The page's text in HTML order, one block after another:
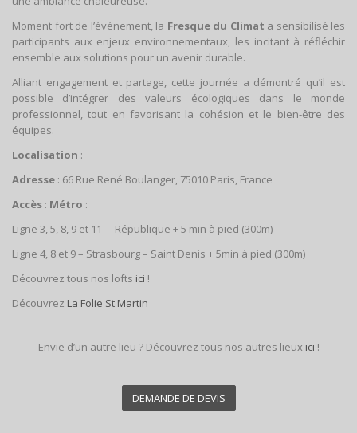
Moment fort de l’événement, la Fresque du Climat a sensibilisé les
participants aux enjeux environnementaux, les incitant à réfléchir
ensemble aux solutions pour un avenir durable.
Alliant engagement et partage, cette journée a démontré qu’il est
possible d’intégrer des valeurs écologiques dans le monde
professionnel, tout en favorisant la cohésion et le bien-être des
équipes.
Localisation :
Adresse : 66 Rue René Boulanger, 75010 Paris, France
Accès : Métro :
Ligne 3, 5, 8, 9 et 11 – République + 5 min à pied (300m)
Ligne 4, 8 et 9 – Strasbourg – Saint Denis + 5min à pied (300m)
Découvrez tous nos lofts ici !
Découvrez La Folie St Martin
Envie d’un autre lieu ? Découvrez tous nos autres lieux ici !
DEMANDE DE DEVIS